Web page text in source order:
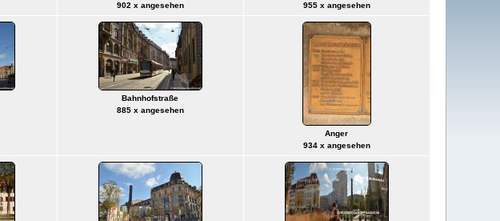
902 x angesehen
955 x angesehen
Bahnhofstraße
885 x angesehen
Anger
934 x angesehen